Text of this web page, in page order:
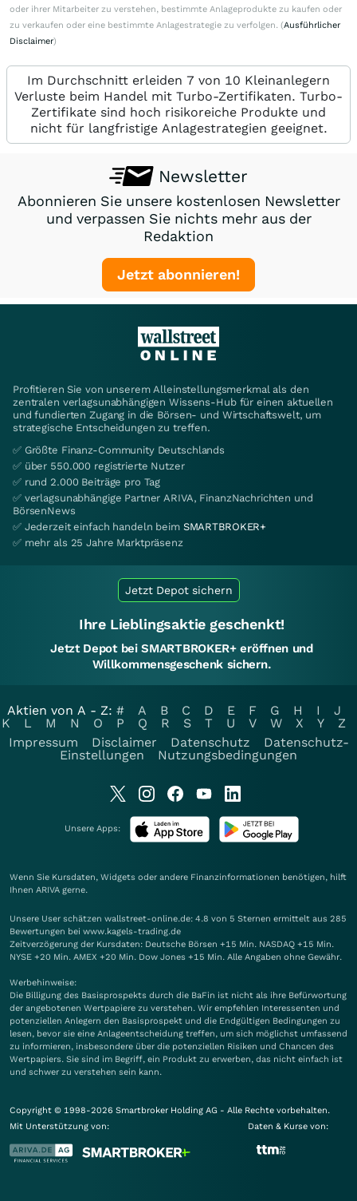
oder ihrer Mitarbeiter zu verstehen, bestimmte Anlageprodukte zu kaufen oder
zu verkaufen oder eine bestimmte Anlagestrategie zu verfolgen. (Ausführlicher
Disclaimer)
Im Durchschnitt erleiden 7 von 10 Kleinanlegern
Verluste beim Handel mit Turbo-Zertifikaten. Turbo-
Zertifikate sind hoch risikoreiche Produkte und
nicht für langfristige Anlagestrategien geeignet.
Newsletter
Abonnieren Sie unsere kostenlosen Newsletter
und verpassen Sie nichts mehr aus der
Redaktion
Jetzt abonnieren!
Profitieren Sie von unserem Alleinstellungsmerkmal als den
zentralen verlagsunabhängigen Wissens-Hub für einen aktuellen
und fundierten Zugang in die Börsen- und Wirtschaftswelt, um
strategische Entscheidungen zu treffen.
✅ Größte Finanz-Community Deutschlands
✅ über 550.000 registrierte Nutzer
✅ rund 2.000 Beiträge pro Tag
✅ verlagsunabhängige Partner ARIVA, FinanzNachrichten und
BörsenNews
✅ Jederzeit einfach handeln beim SMARTBROKER+
✅ mehr als 25 Jahre Marktpräsenz
Jetzt Depot sichern
Ihre Lieblingsaktie geschenkt!
Jetzt Depot bei SMARTBROKER+ eröffnen und
Willkommensgeschenk sichern.
Aktien von A - Z: # A B C D E F G H I
J
K
L M N O P Q R S T U V W X Y
Z
Impressum
Disclaimer Datenschutz
Datenschutz-
Einstellungen
Nutzungsbedingungen
Unsere Apps:
Wenn Sie Kursdaten, Widgets oder andere Finanzinformationen benötigen, hilft
Ihnen ARIVA gerne.
Unsere User schätzen wallstreet-online.de: 4.8 von 5 Sternen ermittelt aus 285
Bewertungen bei www.kagels-trading.de
Zeitverzögerung der Kursdaten: Deutsche Börsen +15 Min. NASDAQ +15 Min.
NYSE +20 Min. AMEX +20 Min. Dow Jones +15 Min. Alle Angaben ohne Gewähr.
Werbehinweise:
Die Billigung des Basisprospekts durch die BaFin ist nicht als ihre Befürwortung
der angebotenen Wertpapiere zu verstehen. Wir empfehlen Interessenten und
potenziellen Anlegern den Basisprospekt und die Endgültigen Bedingungen zu
lesen, bevor sie eine Anlageentscheidung treffen, um sich möglichst umfassend
zu informieren, insbesondere über die potenziellen Risiken und Chancen des
Wertpapiers. Sie sind im Begriff, ein Produkt zu erwerben, das nicht einfach ist
und schwer zu verstehen sein kann.
Copyright © 1998-2026 Smartbroker Holding AG - Alle Rechte vorbehalten.
Mit Unterstützung von:
Daten & Kurse von: